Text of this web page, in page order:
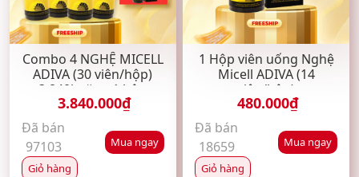
Combo 4 NGHỆ MICELL
ADIVA (30 viên/hộp)
3,840k tặng 1 hộp
NGHỆ MICELL ADIVA
(30 viên/hộp)
3.840.000₫
Đã bán
97103
Giỏ hàng
Mua ngay
1 Hộp viên uống Nghệ
Micell ADIVA (14
viên/hộp)
480.000₫
Đã bán
18659
Giỏ hàng
Mua ngay